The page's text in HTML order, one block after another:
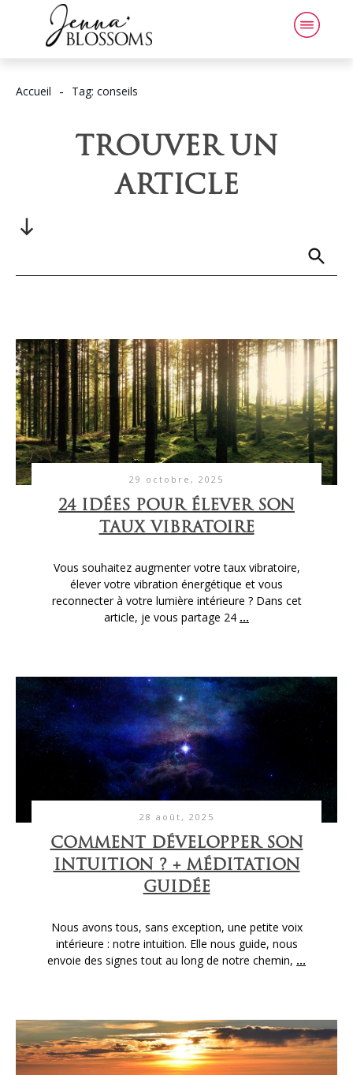
Accueil - Tag: conseils
TROUVER UN
ARTICLE
29 octobre, 2025
24 IDÉES POUR ÉLEVER SON
TAUX VIBRATOIRE
Vous souhaitez augmenter votre taux vibratoire,
élever votre vibration énergétique et vous
reconnecter à votre lumière intérieure ? Dans cet
article, je vous partage 24 ...
28 août, 2025
COMMENT DÉVELOPPER SON
INTUITION ? + MÉDITATION
GUIDÉE
Nous avons tous, sans exception, une petite voix
intérieure : notre intuition. Elle nous guide, nous
envoie des signes tout au long de notre chemin, ...